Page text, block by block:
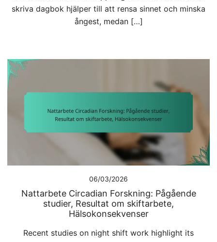
skriva dagbok hjälper till att rensa sinnet och minska
ångest, medan […]
06/03/2026
Nattarbete Circadian Forskning: Pågående
studier, Resultat om skiftarbete,
Hälsokonsekvenser
Recent studies on night shift work highlight its